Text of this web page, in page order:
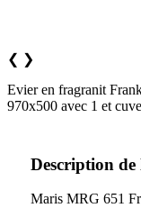
❮ ❯
Evier en fragranit
970x500 avec 1 et
Description de
Maris MRG 651